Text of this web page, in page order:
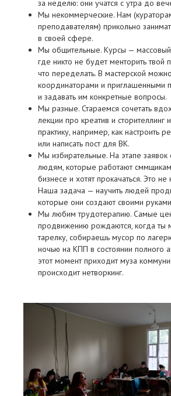
за неделю: они учатся с утра до
Мы некоммерческие. Нам
преподавателям) прикольно
в своей сфере.
Мы общительные. Курсы — массовый
где никто не будет менторить твой
что переделать. В мастерской
координаторами и приглашенными
и задавать им конкретные вопросы.
Мы разные. Стараемся сочетать
лекции про креатив и сторителлинг
практику, например, как настроить
или написать пост для ВК.
Мы избирательные. На этапе заявок
людям, которые работают
бизнесе и хотят прокачаться. Это
Наша задача — научить людей
которые они создают своими
Мы любим трудотерапию. Самые
продвижению рождаются, когда ты
тарелку, собираешь мусор по
ночью на КПП в состоянии полного
этот момент приходит муза
происходит нетворкинг.